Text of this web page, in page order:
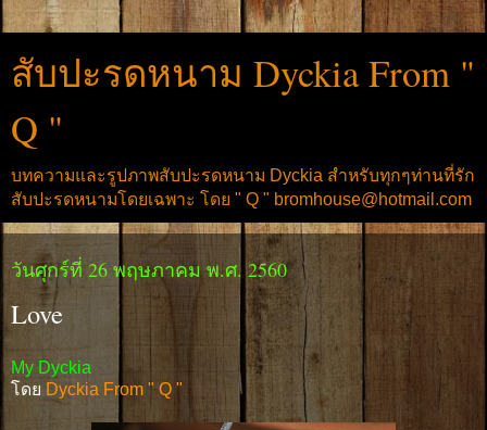
สับปะรดหนาม Dyckia From "
Q "
บทความและรูปภาพสับปะรดหนาม Dyckia สำหรับทุกๆท่านที่รัก
สับปะรดหนามโดยเฉพาะ โดย " Q " bromhouse@hotmail.com
วันศุกร์ที่ 26 พฤษภาคม พ.ศ. 2560
Love
My Dyckia
โดย Dyckia From " Q "